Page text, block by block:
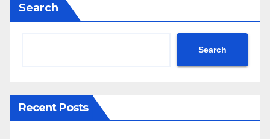
Search
Search
Recent Posts